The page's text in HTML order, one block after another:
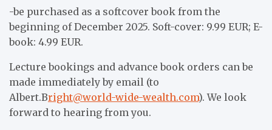
-be purchased as a softcover book from the
beginning of December 2025. Soft-cover: 9.99 EUR; E-
book: 4.99 EUR.
Lecture bookings and advance book orders can be
made immediately by email (to
Albert.Bright@world-wide-wealth.com). We look
forward to hearing from you.